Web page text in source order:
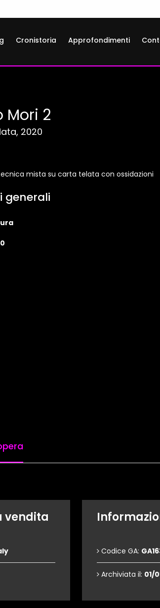
Cronistoria Approfondimenti
Mori 2
2020
mista su carta telata con ossidazioni
generali
vendita
Codice GA:
Archiviata il: 01/